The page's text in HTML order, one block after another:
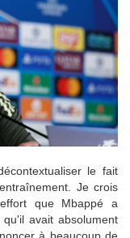
le fait
Je crois
que Mbappé a
avait absolument